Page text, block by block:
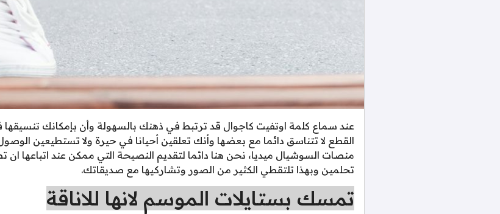
عند سماع كلمة اوتفيت كاجوال قد ترتبط في ذهنك بالسهولة وأن بإمكانك
القطع لا تتناسق دائما مع بعضها وأنك تعلقين أحيانا في حيرة ولا تستطيعين
منصات السوشيال ميديا، نحن هنا دائما لتقديم النصيحة التي ممكن عند اتباعها ان
تحلمين وبهذا تلتقطي الكثير من الصور وتشاركيها مع صديقاتك.
تمسك بستايلات الموسم لانها للاناقة